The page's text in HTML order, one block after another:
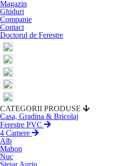
Magazin
Ghiduri
Companie
Contact
Doctorul de Ferestre
CATEGORII PRODUSE
Casa, Gradina & Bricolaj
Ferestre PVC
4 Camere
Alb
Mahon
Nuc
Stejar Auriu